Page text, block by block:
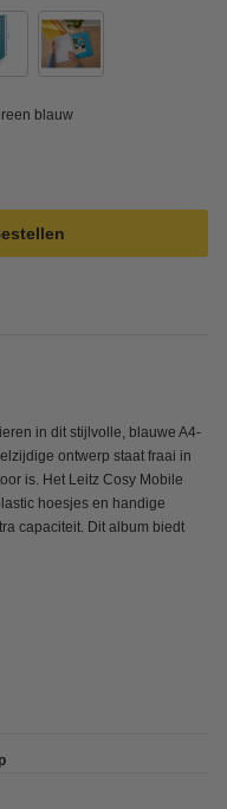
blauw
in dit stijlvolle, blauwe A4-
ontwerp staat fraai in
is. Het Leitz Cosy Mobile
hoesjes en handige
capaciteit. Dit album biedt